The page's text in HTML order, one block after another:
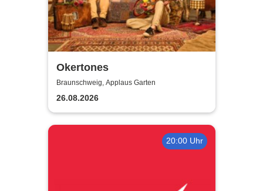
Okertones
Braunschweig, Applaus Garten
26.08.2026
20:00 Uhr